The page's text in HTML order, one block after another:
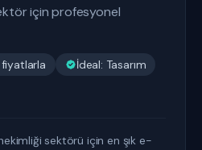
için profesyonel
İdeal: Tasarım
sektörü için en şık e-